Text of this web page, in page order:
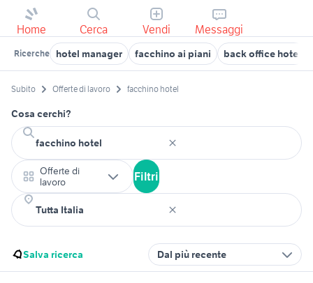
Home Cerca Vendi Messaggi
Ricerche hotel manager facchino ai piani back office hotel
Subito Offerte di lavoro facchino hotel
Cosa cerchi?
Offerte di
lavoro
Filtri
Salva ricerca Dal più recente